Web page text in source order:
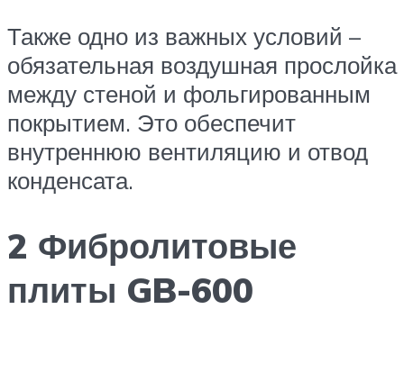
Также одно из важных условий –
обязательная воздушная прослойка
между стеной и фольгированным
покрытием. Это обеспечит
внутреннюю вентиляцию и отвод
конденсата.
2 Фибролитовые
плиты GB-600